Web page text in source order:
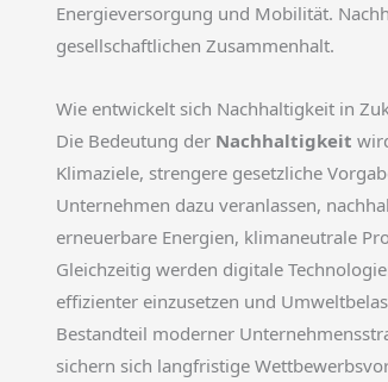
Energieversorgung und Mobilität.
gesellschaftlichen Zusammenhalt.
Wie entwickelt sich Nachhaltigkeit in
Die Bedeutung der Nachhaltigkeit
Klimaziele, strengere gesetzliche
Unternehmen dazu veranlassen,
erneuerbare Energien, klimaneutrale
Gleichzeitig werden digitale
effizienter einzusetzen und
Bestandteil moderner
sichern sich langfristige